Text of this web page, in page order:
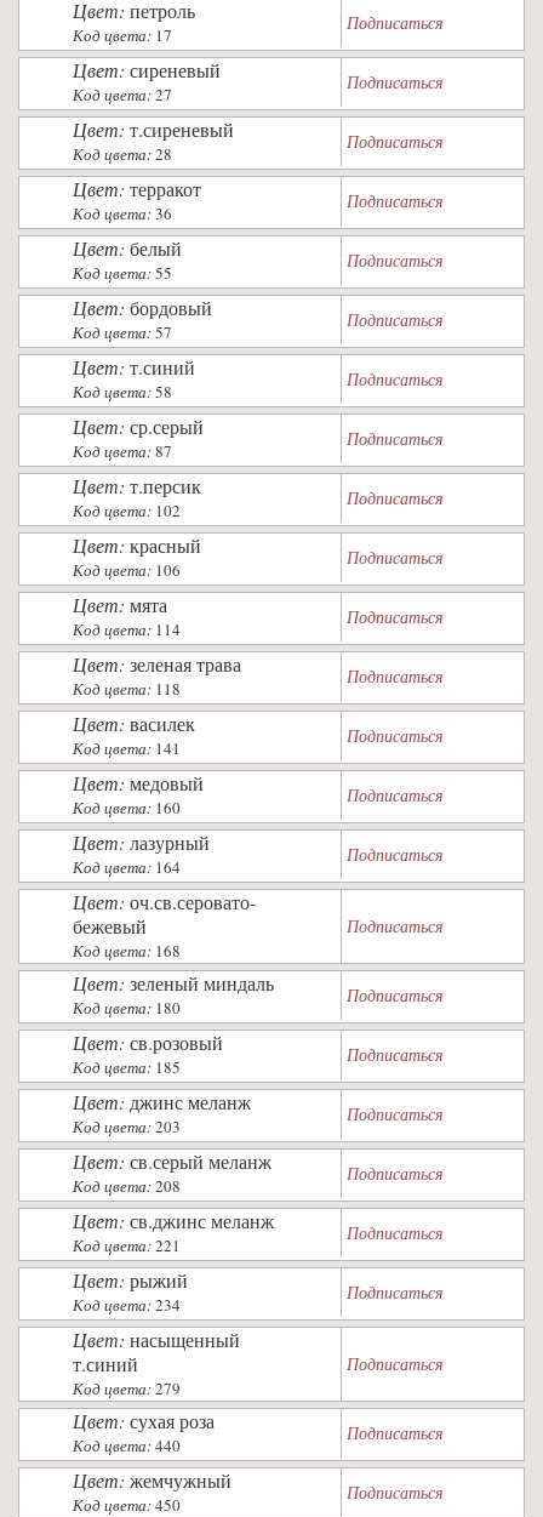
Цвет: петроль
Код цвета: 17
Подписаться
Цвет: сиреневый
Код цвета:27
Подписаться
Цвет: т.сиреневый
Код цвета:28
Подписаться
Цвет: терракот
Код цвета:36
Подписаться
Цвет: белый
Код цвета:55
Подписаться
Цвет: бордовый
Код цвета:57
Подписаться
Цвет: т.синий
Код цвета:58
Подписаться
Цвет: ср.серый
Код цвета:87
Подписаться
Цвет: т.персик
Код цвета: 102
Подписаться
Цвет: красный
Код цвета: 106
Подписаться
Цвет: мята
Код цвета: 114
Подписаться
Цвет: зеленая трава
Код цвета: 118
Подписаться
Цвет: василек
Код цвета: 141
Подписаться
Цвет: медовый
Код цвета: 160
Подписаться
Цвет: лазурный
Код цвета: 164
Подписаться
Цвет: оч.св.серовато-
бежевый
Код цвета: 168
Подписаться
Цвет: зеленый миндаль
Код цвета: 180
Подписаться
Цвет: св.розовый
Код цвета: 185
Подписаться
Цвет: джинс меланж
Код цвета:203
Подписаться
Цвет: св.серый меланж
Код цвета:208
Подписаться
Цвет: св.джинс меланж
Код цвета:221
Подписаться
Цвет: рыжий
Код цвета:234
Подписаться
Цвет: насыщенный
т.синий
Код цвета:279
Подписаться
Цвет: сухая роза
Код цвета:440
Подписаться
Цвет: жемчужный
Код цвета:450
Подписаться